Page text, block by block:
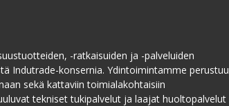
-ratkaisuiden ja -palveluiden
Indutrade-konsernia. Ydintoimintamme perustuu
sekä kattaviin toimialakohtaisiin
tekniset tukipalvelut ja laajat huoltopalvelut